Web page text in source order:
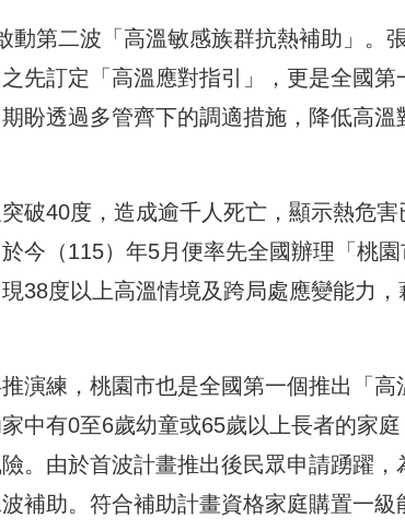
動第二波「高溫敏感族群抗熱補助」。
先訂定「高溫應對指引」，更是全國第
盼透過多管齊下的調適措施，降低高溫
破40度，造成逾千人死亡，顯示熱危害
今（115）年5月便率先全國辦理「桃
38度以上高溫情境及跨局處應變能力，
演練，桃園市也是全國第一個推出「高
中有0至6歲幼童或65歲以上長者的家庭
。由於首波計畫推出後民眾申請踴躍，
補助。符合補助計畫資格家庭購置一級